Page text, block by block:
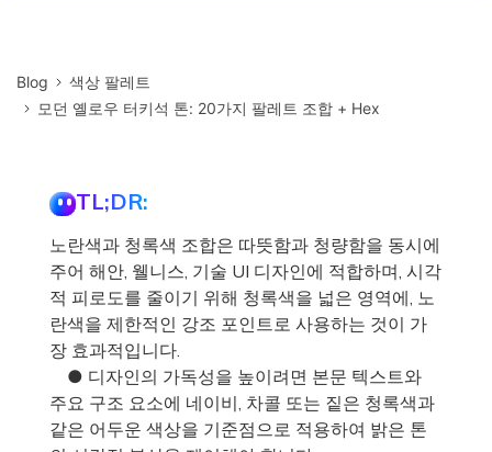
Blog
색상 팔레트
모던 옐로우 터키석 톤: 20가지 팔레트 조합 + Hex
TL;DR:
노란색과 청록색 조합은 따뜻함과 청량함을 동시에
주어 해안, 웰니스, 기술 UI 디자인에 적합하며, 시각
적 피로도를 줄이기 위해 청록색을 넓은 영역에, 노
란색을 제한적인 강조 포인트로 사용하는 것이 가
장 효과적입니다.
● 디자인의 가독성을 높이려면 본문 텍스트와
주요 구조 요소에 네이비, 차콜 또는 짙은 청록색과
같은 어두운 색상을 기준점으로 적용하여 밝은 톤